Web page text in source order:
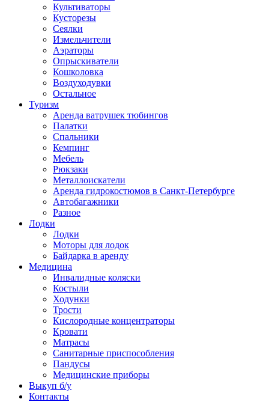
Культиваторы
Кусторезы
Сеялки
Измельчители
Аэраторы
Опрыскиватели
Кошколовка
Воздуходувки
Остальное
Туризм
Аренда ватрушек тюбингов
Палатки
Спальники
Кемпинг
Мебель
Рюкзаки
Металлоискатели
Аренда гидрокостюмов в Санкт-Петербурге
Автобагажники
Разное
Лодки
Лодки
Моторы для лодок
Байдарка в аренду
Медицина
Инвалидные коляски
Костыли
Ходунки
Трости
Кислородные концентраторы
Кровати
Матрасы
Санитарные приспособления
Пандусы
Медицинские приборы
Выкуп б/у
Контакты